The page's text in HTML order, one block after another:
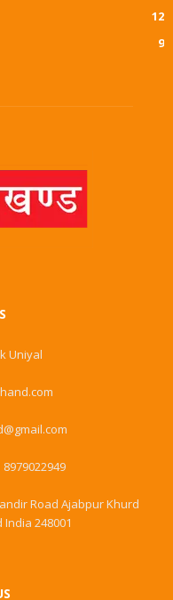
12
9
Uniyal
Road Ajabpur Khurd
248001